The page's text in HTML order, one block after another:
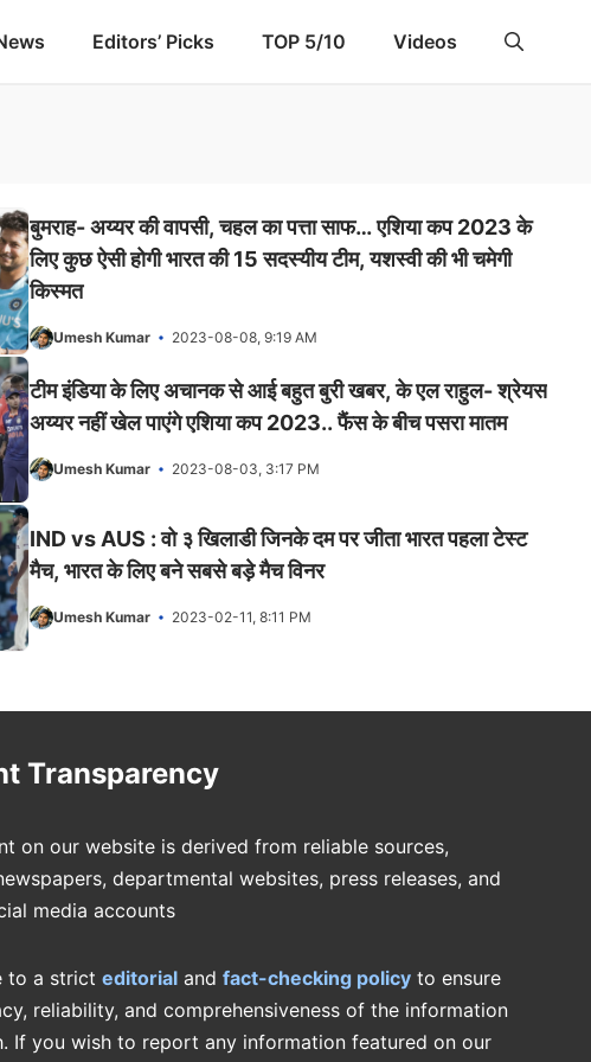
Editors’ Picks TOP 5/10 Videos
बुमराह- अय्यर की वापसी, चहल का पत्ता साफ… एशिया कप 2023 के
लिए कुछ ऐसी होगी भारत की 15 सदस्यीय टीम, यशस्वी की भी चमेगी
किस्मत
Umesh Kumar 2023-08-08, 9:19 AM
टीम इंडिया के लिए अचानक से आई बहुत बुरी खबर, के एल राहुल- श्रेयस
अय्यर नहीं खेल पाएंगे एशिया कप 2023.. फैंस के बीच पसरा मातम
Umesh Kumar 2023-08-03, 3:17 PM
IND vs AUS : वो ३ खिलाडी जिनके दम पर जीता भारत पहला टेस्ट
मैच, भारत के लिए बने सबसे बड़े मैच विनर
Umesh Kumar 2023-02-11, 8:11 PM
Transparency
on our website is derived from reliable sources,
departmental websites, press releases, and
media accounts
to a strict editorial and fact-checking policy to ensure
reliability, and comprehensiveness of the information
If you wish to report any information featured on our